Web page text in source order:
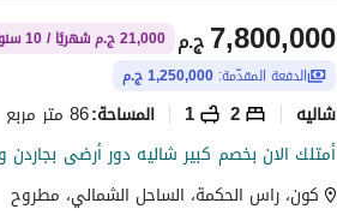
ج.م7,800,000
21,000 ج.م شهريًا / 10 سنوات
الدفعة المقدّمة: 1,250,000 ج.م
شاليه 2
1 المساحة:86 متر مربع
كون، راس الحكمة، الساحل الشمالي، مطروح